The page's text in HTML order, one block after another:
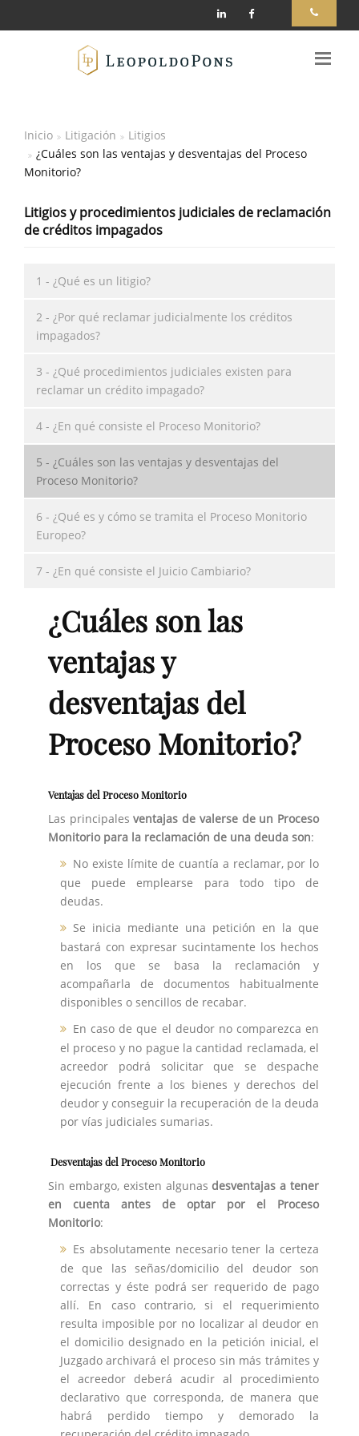
Inicio Litigación
Litigios
¿Cuáles son las ventajas y desventajas del Proceso
Monitorio?
Litigios y procedimientos judiciales de reclamación
de créditos impagados
1 - ¿Qué es un litigio?
2 - ¿Por qué reclamar judicialmente los créditos
impagados?
3 - ¿Qué procedimientos judiciales existen para
reclamar un crédito impagado?
4 - ¿En qué consiste el Proceso Monitorio?
5 - ¿Cuáles son las ventajas y desventajas del
Proceso Monitorio?
6 - ¿Qué es y cómo se tramita el Proceso Monitorio
Europeo?
7 - ¿En qué consiste el Juicio Cambiario?
¿Cuáles son las
ventajas y
desventajas del
Proceso Monitorio?
Ventajas del Proceso Monitorio
Las principalesventajas de valerse de un Proceso
Monitorio para la reclamación de una deuda son:
No existe límite de cuantía a reclamar, por lo
que puede emplearse para todo tipo de
deudas.
Se inicia mediante una petición en la que
bastará con expresar sucintamente los hechos
en los que se basa la reclamación y
acompañarla de documentos habitualmente
disponibles o sencillos de recabar.
En caso de que el deudor no comparezca en
el proceso y no pague la cantidad reclamada, el
acreedor podrá solicitar que se despache
ejecución frente a los bienes y derechos del
deudor y conseguir la recuperación de la deuda
por vías judiciales sumarias.
Desventajas del Proceso Monitorio
Sin embargo, existen algunasdesventajas a tener
en cuenta antes de optar por el Proceso
Monitorio:
Es absolutamente necesario tener la certeza
de que las señas/domicilio del deudor son
correctas y éste podrá ser requerido de pago
allí. En caso contrario, si el requerimiento
resulta imposible por no localizar al deudor en
el domicilio designado en la petición inicial, el
Juzgado archivará el proceso sin más trámites y
el acreedor deberá acudir al procedimiento
declarativo que corresponda, de manera que
habrá perdido tiempo y demorado la